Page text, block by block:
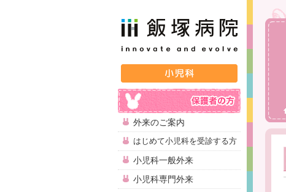
外来のご案内
はじめて小児科を受診する方
小児科一般外来
小児科専門外来